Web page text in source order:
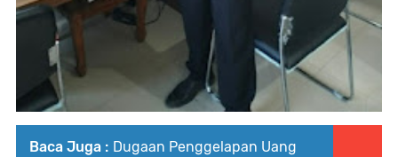
Baca Juga : Dugaan Penggelapan Uang